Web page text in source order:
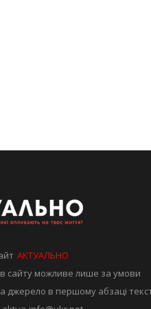
АКТУАЛЬНО
сайту можливе лише за умови
джерело в першому абзаці